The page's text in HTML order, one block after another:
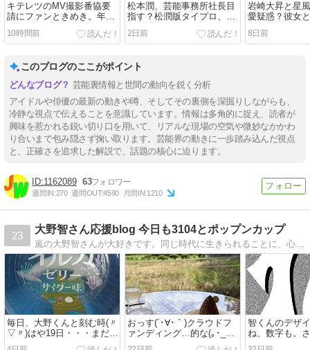
キテレツのMV撮影番協要
請にファンときめき。年内
デビューか
10時間前
松本潤、芸能事務所社長目
指す？松潤版タイプロ、ア
イドルプロデュース開始と
か
2日前
岩崎大昇と星
愛疑惑？彼女
酷いという噂
8日前
このブログのここがポイント
芸能裏情報と世間の動向を鋭く分析
アイドルや俳優の最新の動きや噂、そしてその裏側を深掘りしながらも、
冷静な視点で伝えることを意識しています。情報は多角的に捉え、読者が
興味を惹かれる鋭い切り口を用いて、リアルな現場の空気や微妙なかかわ
り合いまで包み隠さず掬い取ります。芸能界の動きに一歩踏み込んだ視点
と、正確さを追求した解説で、話題の核心に迫ります。
1162089 63
週間IN:270 週間OUT:4590 月間IN:1210
23
大野智さん応援blog 今日も3104とポップンカップ
嵐の大野智さんが大好きです。同じ時代に生きられることに、心から感謝しています(*´ー｀*)
毎日、大野くんと刻む時(〃
▽〃)はや19日・・・まだ
19日？しあわせ増幅中～♪
おっす(´･∀･｀)クラウドフ
ァンディング…的な(｡･_･｡)
みんなで作る『大野智の島
智くんのデザ
ね、数字も。
ンまで、あと